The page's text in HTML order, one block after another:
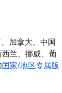
加拿大、中国
兰、挪威、葡
国家/地区专属版